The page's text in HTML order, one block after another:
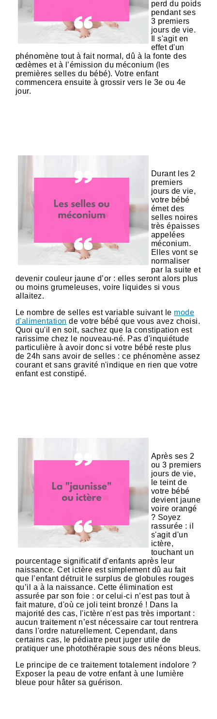
perd du poids
pendant ses
3 premiers
jours de vie.
Il s'agit en
effet d'un
phénomène tout à fait normal, dû à la fonte des
œdèmes et à l’émission du méconium (les
premières selles du bébé). Votre enfant
commencera ensuite à grossir vers le 3e ou 4e
jour.
Durant les 2
premiers
jours de vie,
votre bébé
émet des
selles noires
très épaisses
appelées
méconium.
Elles vont se
normaliser
par la suite et
devenir couleur jaune d’or : elles seront alors plus
ou moins grumeleuses, voire liquides si vous
allaitez.
Le nombre de selles est variable suivant le mode
d'alimentation de votre bébé que vous avez choisi.
Quoi qu'il en soit, sachez que la constipation est
rarissime chez le nouveau-né. Pas d'inquiétude
particulière à avoir donc si votre bébé reste plus
de 24h sans avoir de selles : ce phénomène assez
courant et sans gravité n'indique en rien que votre
enfant est constipé.
Après ses 2
ou 3 premiers
jours de vie,
le teint de
votre bébé
devient jaune
voire orangé
? Soyez
rassurée : il
s'agit d'un
ictère,
touchant un
pourcentage significatif d'enfants après leur
naissance. Cet ictère est simplement dû au fait
que l’enfant détruit le surplus de globules rouges
qu’il a à la naissance. Cette élimination est
assurée par son foie : or celui-ci n’est pas tout à
fait mature, d'où ce joli teint bronzé ! Dans la
majorité des cas, l'ictère n'est pas très important :
aucun traitement n’est nécessaire car tout rentrera
dans l'ordre naturellement. Cependant, dans
certains cas, le pédiatre peut juger utile de
pratiquer une photothérapie sous des néons bleus.
Le principe de ce traitement totalement indolore ?
Exposer la peau de votre enfant à une lumière
bleue pour hâter sa guérison.